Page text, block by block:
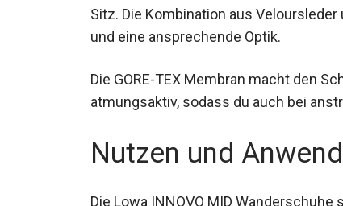
Sitz. Die Kombination aus
Langlebigkeit und eine ansprechende
Die GORE-TEX Membran macht den
atmungsaktiv, sodass du auch bei
Nutzen und